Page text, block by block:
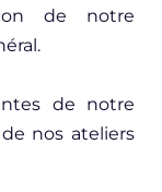
de notre
de notre
nos ateliers